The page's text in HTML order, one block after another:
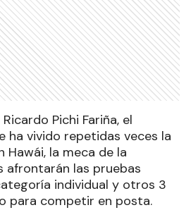
Pichi Fariña, el
ha vivido repetidas veces la
Hawái, la meca de la
afrontarán las pruebas
individual y otros 3
para competir en posta.